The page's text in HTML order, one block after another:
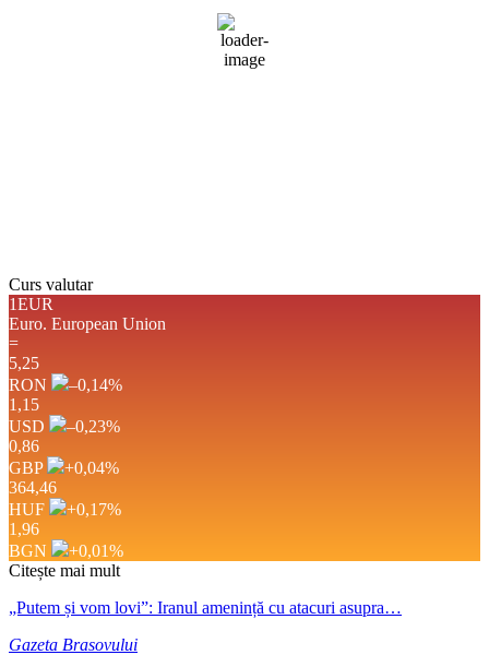
31 %
1016 mb
4 mph
Rafală vânturi:
Curs valutar
1EUR
Euro. European Union
=
5,25
RON
–0,14%
1,15
USD
–0,23%
0,86
GBP
+0,04%
364,46
HUF
+0,17%
1,96
BGN
+0,01%
Citește mai mult
„Putem și vom lovi”: Iranul amenință cu atacuri asupra…
Gazeta Brasovului